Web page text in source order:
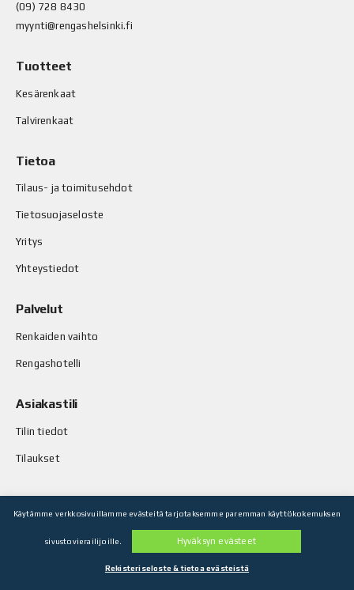
(09) 728 8430
myynti@rengashelsinki.fi
Tuotteet
Kesärenkaat
Talvirenkaat
Tietoa
Tilaus- ja toimitusehdot
Tietosuojaseloste
Yritys
Yhteystiedot
Palvelut
Renkaiden vaihto
Rengashotelli
Asiakastili
Tilin tiedot
Tilaukset
© Stop-Rust Oy. Kaikki oikeudet pidätetään.
Käytämme verkkosivuillamme evästeitä tarjotaksemme paremman käyttökokemuksen
sivustovierailijoille. Hyväksyn evästeet
Rekisteriseloste & tietoa evästeistä